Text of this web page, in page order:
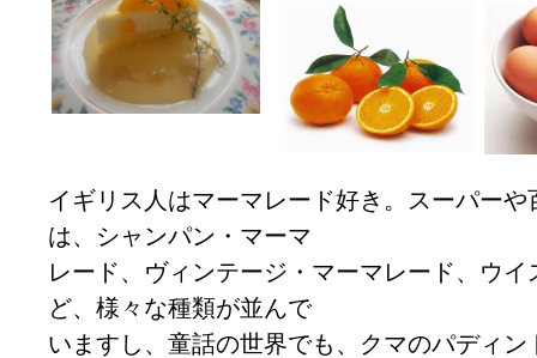
イギリス人はマーマレード好き。スーパー
は、シャンパン・マーマ
レード、ヴィンテージ・マーマレード、ウ
ど、様々な種類が並んで
いますし、童話の世界でも、クマのパディ